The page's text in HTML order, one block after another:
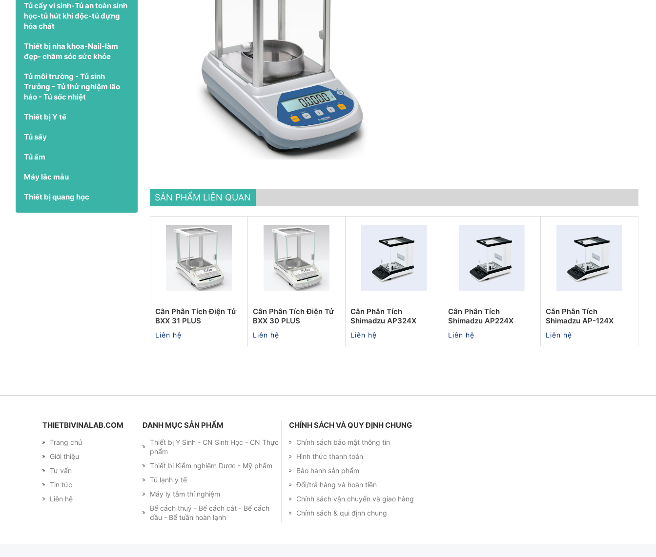
Tủ cấy vi sinh-Tủ an toàn sinh
học-tủ hút khí độc-tủ đựng
hóa chất
Thiết bị nha khoa-Nail-làm
đẹp- chăm sóc sức khỏe
Tủ môi trường - Tủ sinh
Trưởng - Tủ thử nghiệm lão
háo - Tủ sốc nhiệt
Thiết bị Y tế
Tủ sấy
Tủ ấm
Máy lắc mẫu
Thiết bị quang học SẢN PHẨM LIÊN QUAN
Cân Phân Tích Điện Tử
BXX 31 PLUS
Liên hệ
Cân Phân Tích Điện Tử
BXX 30 PLUS
Liên hệ
Cân Phân Tích
Shimadzu AP324X
Liên hệ
Cân Phân Tích
Shimadzu AP224X
Liên hệ
Cân Phân Tích
Shimadzu AP-124X
Liên hệ
THIETBIVINALAB.COM
Trang chủ
Giới thiệu
Tư vấn
Tin tức
Liên hệ
DANH MỤC SẢN PHẨM
Thiết bị Y Sinh - CN Sinh Học - CN Thực
phẩm
Thiết bị Kiểm nghiệm Dược - Mỹ phẩm
Tủ lạnh y tế
Máy ly tâm thí nghiệm
Bể cách thuỷ - Bể cách cát - Bể cách
dầu - Bể tuần hoàn lạnh
CHÍNH SÁCH VÀ QUY ĐỊNH CHUNG
Chính sách bảo mật thông tin
Hình thức thanh toán
Bảo hành sản phẩm
Đổi/trả hàng và hoàn tiền
Chính sách vận chuyển và giao hàng
Chính sách & qui định chung